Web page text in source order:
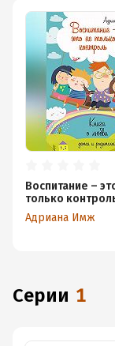
Воспитание –
только
любви детей и
родителей
Адриана Имж
Серии 1